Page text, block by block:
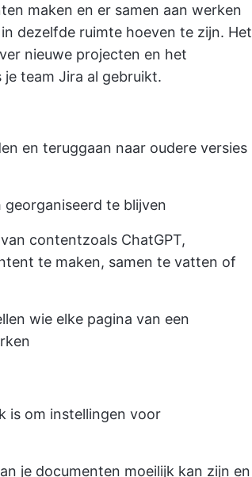
maken en er samen aan werken
dezelfde ruimte hoeven te zijn. Het
nieuwe projecten en het
team Jira al gebruikt.
en teruggaan naar oudere versies
te blijven
contentzoals ChatGPT,
te maken, samen te vatten of
wie elke pagina van een
is om instellingen voor
je documenten moeilijk kan zijn en